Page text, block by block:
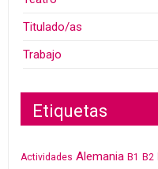
Titulado/as
Trabajo
Etiquetas
Actividades Alemania B1 B2